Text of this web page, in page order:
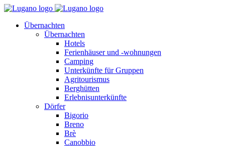
Übernachten
Übernachten
Hotels
Ferienhäuser und -wohnungen
Camping
Unterkünfte für Gruppen
Agritourismus
Berghütten
Erlebnisunterkünfte
Dörfer
Bigorio
Breno
Brè
Canobbio